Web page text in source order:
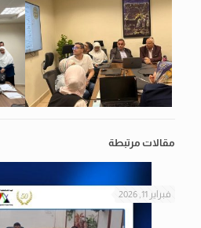
مقالات مرتبطة
فبراير 11, 2026